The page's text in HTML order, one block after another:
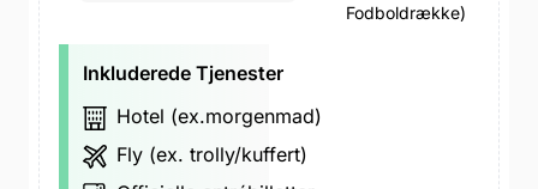
Fodboldrække)
Inkluderede Tjenester
Hotel (ex.morgenmad)
Fly (ex. trolly/kuffert)